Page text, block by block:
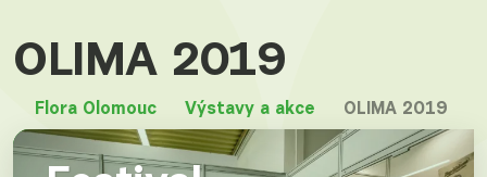
OLIMA 2019
Flora Olomouc Výstavy a akce OLIMA 2019